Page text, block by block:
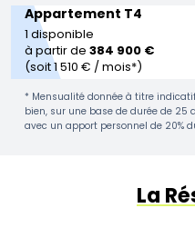
Appartement T4
1 disponible
à partir de384 900 €
(soit 1 510 € / mois*)
* Mensualité donnée à titre
bien, sur une base de durée de 25
avec un apport personnel de 20%
La